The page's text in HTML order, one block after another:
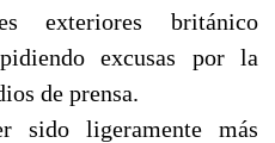
exteriores británico
excusas por la
de prensa.
sido ligeramente más